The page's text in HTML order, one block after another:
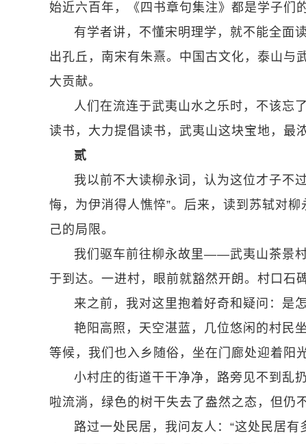
始近六百年，《四书章句集注》都是学子们
有学者讲，不懂宋明理学，就不能全面
出孔丘，南宋有朱熹。中国古文化，泰山与
大贡献。
人们在流连于武夷山水之乐时，不该忘
读书，大力提倡读书，武夷山这块宝地，最
贰
我以前不大读柳永词，认为这位才子不
悔，为伊消得人憔悴”。后来，读到苏轼对
己的局限。
我们驱车前往柳永故里——武夷山茶景
于到达。一进村，眼前就豁然开朗。村口石
来之前，我对这里抱着好奇和疑问：是
艳阳高照，天空湛蓝，几位悠闲的村民
等候，我们也入乡随俗，坐在门廊处迎着阳
小村庄的街道干干净净，路旁见不到乱
啦流淌，绿色的树干失去了盎然之态，但仍
路过一处民居，我问友人：“这处民居有